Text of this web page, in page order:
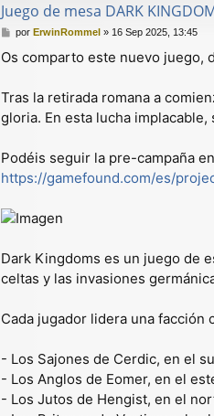
Juego de mesa DARK
M
n
j
e
por ErwinRommel » 16 Sep 2025, 13:45
Os comparto este nuevo juego,
Tras la retirada romana a
gloria. En esta lucha
Podéis seguir la pre-campaña
https://gamefound.com/es/
Dark Kingdoms es un juego de
celtas y las invasiones
Cada jugador lidera una facción
- Los Sajones de Cerdic, en el
- Los Anglos de Eomer, en el
- Los Jutos de Hengist, en el